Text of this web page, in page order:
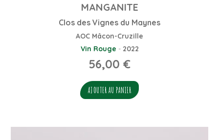
MANGANITE
Clos des Vignes du Maynes
AOC Mâcon-Cruzille
Vin Rouge - 2022
56,00 €
AJOUTER AU PANIER